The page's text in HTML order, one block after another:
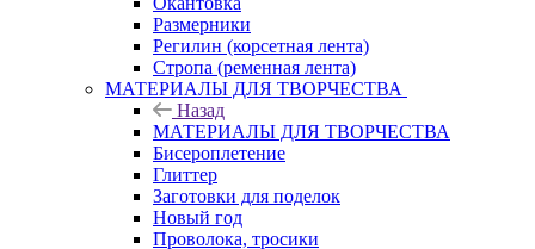
Размерники
Регилин (корсетная лента)
Стропа (ременная лента)
МАТЕРИАЛЫ ДЛЯ ТВОРЧЕСТВА
Назад
МАТЕРИАЛЫ ДЛЯ ТВОРЧЕСТВА
Бисероплетение
Глиттер
Заготовки для поделок
Новый год
Проволока, тросики